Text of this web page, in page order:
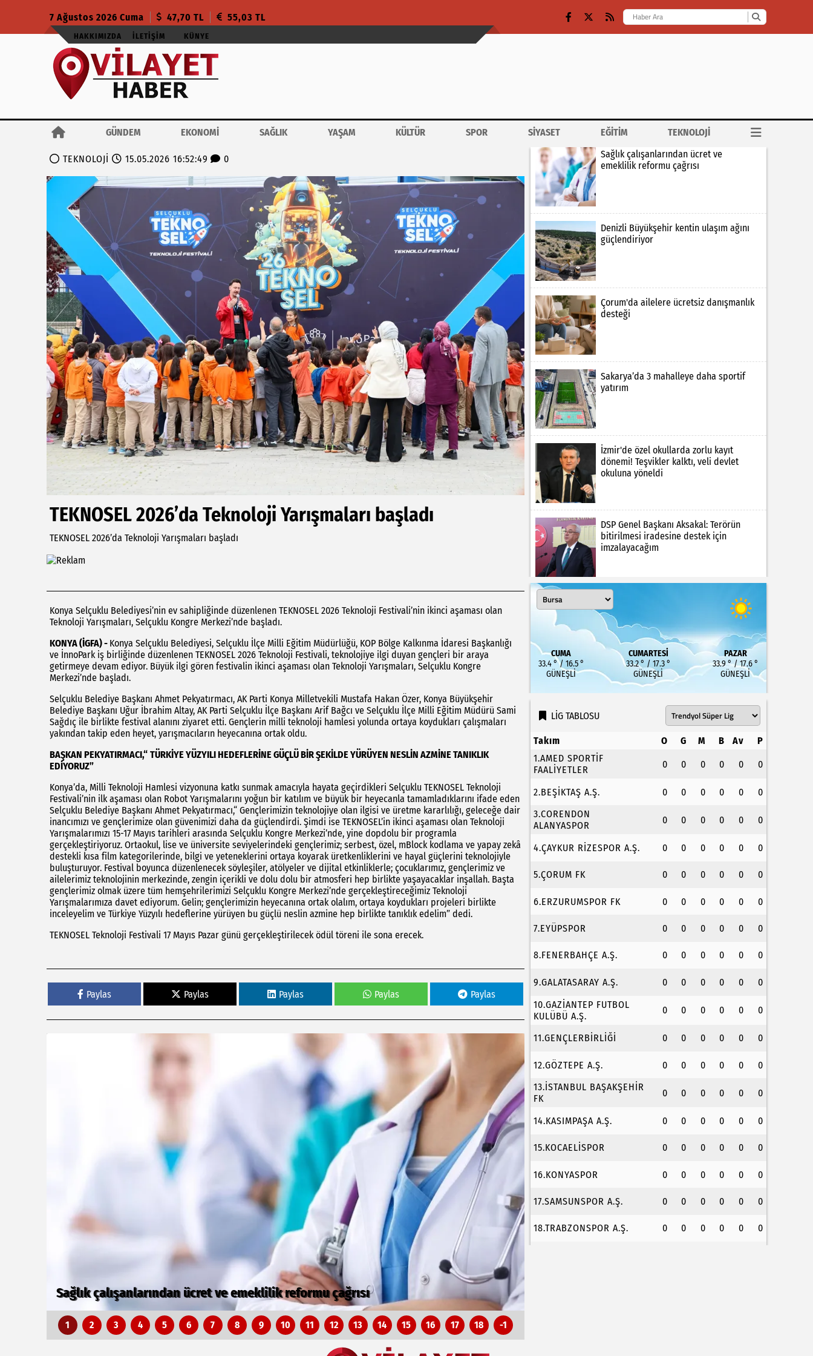
7 Ağustos 2026 Cuma 47,70 TL 55,03 TL
HAKKIMIZDA İLETIŞIM KÜNYE
GÜNDEM EKONOMİ SAĞLIK YAŞAM KÜLTÜR SPOR SİYASET EĞİTİM TEKNOLOJİ
TEKNOLOJİ 15.05.2026 16:52:49 0
TEKNOSEL 2026’da Teknoloji Yarışmaları başladı
TEKNOSEL 2026’da Teknoloji Yarışmaları başladı
Konya Selçuklu Belediyesi’nin ev sahipliğinde düzenlenen TEKNOSEL 2026 Teknoloji Festivali’nin ikinci aşaması olan
Teknoloji Yarışmaları, Selçuklu Kongre Merkezi’nde başladı.
KONYA (İGFA) - Konya Selçuklu Belediyesi, Selçuklu İlçe Milli Eğitim Müdürlüğü, KOP Bölge Kalkınma İdaresi Başkanlığı
ve İnnoPark iş birliğinde düzenlenen TEKNOSEL 2026 Teknoloji Festivali, teknolojiye ilgi duyan gençleri bir araya
getirmeye devam ediyor. Büyük ilgi gören festivalin ikinci aşaması olan Teknoloji Yarışmaları, Selçuklu Kongre
Merkezi’nde başladı.
Selçuklu Belediye Başkanı Ahmet Pekyatırmacı, AK Parti Konya Milletvekili Mustafa Hakan Özer, Konya Büyükşehir
Belediye Başkanı Uğur İbrahim Altay, AK Parti Selçuklu İlçe Başkanı Arif Bağcı ve Selçuklu İlçe Milli Eğitim Müdürü Sami
Sağdıç ile birlikte festival alanını ziyaret etti. Gençlerin milli teknoloji hamlesi yolunda ortaya koydukları çalışmaları
yakından takip eden heyet, yarışmacıların heyecanına ortak oldu.
BAŞKAN PEKYATIRMACI,“ TÜRKİYE YÜZYILI HEDEFLERİNE GÜÇLÜ BİR ŞEKİLDE YÜRÜYEN NESLİN AZMİNE TANIKLIK
EDİYORUZ”
Konya’da, Milli Teknoloji Hamlesi vizyonuna katkı sunmak amacıyla hayata geçirdikleri Selçuklu TEKNOSEL Teknoloji
Festivali’nin ilk aşaması olan Robot Yarışmalarını yoğun bir katılım ve büyük bir heyecanla tamamladıklarını ifade eden
Selçuklu Belediye Başkanı Ahmet Pekyatırmacı,“ Gençlerimizin teknolojiye olan ilgisi ve üretme kararlılığı, geleceğe dair
inancımızı ve gençlerimize olan güvenimizi daha da güçlendirdi. Şimdi ise TEKNOSEL’in ikinci aşaması olan Teknoloji
Yarışmalarımızı 15-17 Mayıs tarihleri arasında Selçuklu Kongre Merkezi’nde, yine dopdolu bir programla
gerçekleştiriyoruz. Ortaokul, lise ve üniversite seviyelerindeki gençlerimiz; serbest, özel, mBlock kodlama ve yapay zekâ
destekli kısa film kategorilerinde, bilgi ve yeteneklerini ortaya koyarak üretkenliklerini ve hayal güçlerini teknolojiyle
buluşturuyor. Festival boyunca düzenlenecek söyleşiler, atölyeler ve dijital etkinliklerle; çocuklarımız, gençlerimiz ve
ailelerimiz teknolojinin merkezinde, zengin içerikli ve dolu dolu bir atmosferi hep birlikte yaşayacaklar inşallah. Başta
gençlerimiz olmak üzere tüm hemşehrilerimizi Selçuklu Kongre Merkezi’nde gerçekleştireceğimiz Teknoloji
Yarışmalarımıza davet ediyorum. Gelin; gençlerimizin heyecanına ortak olalım, ortaya koydukları projeleri birlikte
inceleyelim ve Türkiye Yüzyılı hedeflerine yürüyen bu güçlü neslin azmine hep birlikte tanıklık edelim” dedi.
TEKNOSEL Teknoloji Festivali 17 Mayıs Pazar günü gerçekleştirilecek ödül töreni ile sona erecek.
Paylas Paylas Paylas Paylas Paylas
Denizli Büyükşehir kentin ulaşım ağını güçlendiriyor
1 2 3 4 5 6 7 8 9 10 11 12 13 14 15 16 17 18 -1
Sağlık çalışanlarından ücret ve
emeklilik reformu çağrısı
Denizli Büyükşehir kentin ulaşım ağını
güçlendiriyor
Çorum'da ailelere ücretsiz danışmanlık
desteği
Sakarya’da 3 mahalleye daha sportif
yatırım
İzmir'de özel okullarda zorlu kayıt
dönemi! Teşvikler kalktı, veli devlet
okuluna yöneldi
DSP Genel Başkanı Aksakal: Terörün
bitirilmesi iradesine destek için
imzalayacağım
CUMA
33.4 ° / 16.5 °
GÜNEŞLI
CUMARTESI
33.2 ° / 17.3 °
GÜNEŞLI
PAZAR
33.9 ° / 17.6 °
GÜNEŞLI
LİG TABLOSU
Takım O G M B Av
P
1.AMED SPORTİF
FAALİYETLER
0 0 0 0 0 0
2.BEŞİKTAŞ A.Ş. 0 0 0 0 0
0
3.CORENDON
ALANYASPOR
0 0 0 0 0 0
4.ÇAYKUR RİZESPOR A.Ş. 0 0 0 0 0 0
5.ÇORUM FK 0 0 0 0 0 0
6.ERZURUMSPOR FK 0 0 0 0 0 0
7.EYÜPSPOR 0 0 0 0 0 0
8.FENERBAHÇE A.Ş. 0 0 0 0 0 0
9.GALATASARAY A.Ş. 0 0 0 0 0
0
10.GAZİANTEP FUTBOL
KULÜBÜ A.Ş.
0 0 0 0 0 0
11.GENÇLERBİRLİĞİ 0 0 0 0 0 0
12.GÖZTEPE A.Ş. 0 0 0 0 0
0
13.İSTANBUL BAŞAKŞEHİR
FK
0 0 0 0 0 0
14.KASIMPAŞA A.Ş. 0 0 0 0 0 0
15.KOCAELİSPOR 0 0 0 0 0 0
16.KONYASPOR 0 0 0 0 0 0
17.SAMSUNSPOR A.Ş. 0 0 0 0 0 0
18.TRABZONSPOR A.Ş. 0 0 0 0 0 0